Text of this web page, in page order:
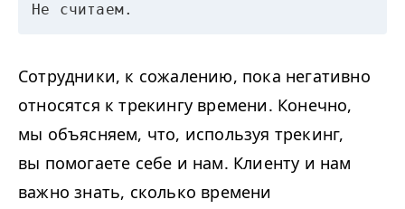
Не считаем.
Сотрудники, к сожалению, пока негативно
относятся к трекингу времени. Конечно,
мы объясняем, что, используя трекинг,
вы помогаете себе и нам. Клиенту и нам
важно знать, сколько времени